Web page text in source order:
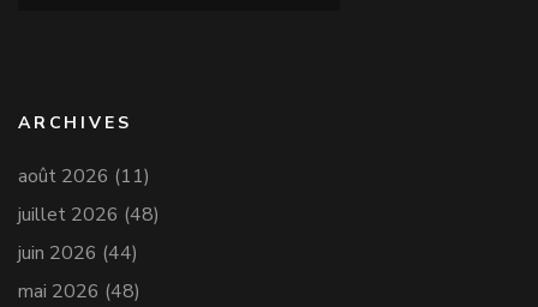
ARCHIVES
août 2026 (11)
juillet 2026 (48)
juin 2026 (44)
mai 2026 (48)